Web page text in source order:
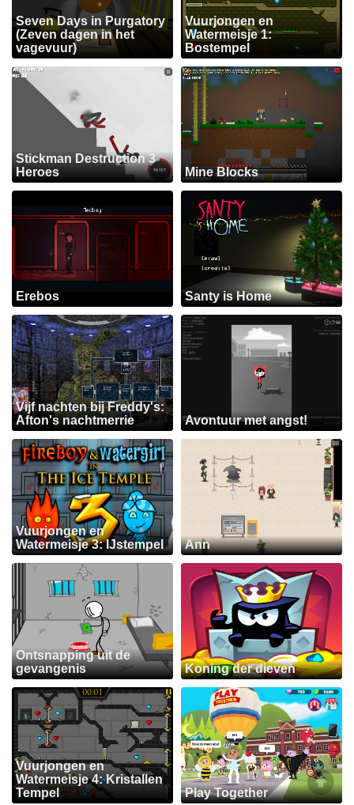
Seven Days in Purgatory
(Zeven dagen in het
vagevuur)
Vuurjongen en
Watermeisje 1:
Bostempel
Stickman Destruction 3
Heroes
Mine Blocks
Erebos Santy is Home
Vijf nachten bij Freddy's:
Afton's nachtmerrie
Avontuur met angst!
Vuurjongen en
Watermeisje 3: IJstempel
Ann
Ontsnapping uit de
gevangenis
Koning der dieven
Vuurjongen en
Watermeisje 4: Kristallen
Tempel
Play Together